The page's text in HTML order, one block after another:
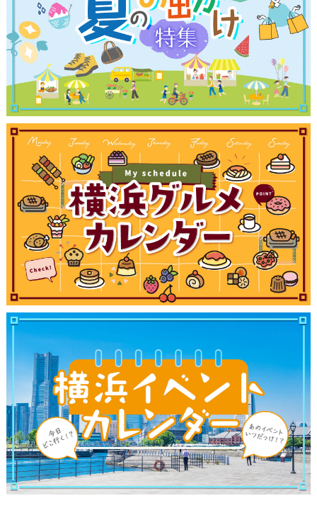
ランキング
ブログ記事
サイトについて